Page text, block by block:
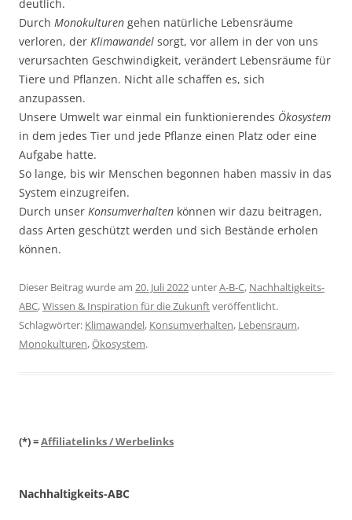
deutlich.
Durch Monokulturen gehen natürliche Lebensräume
verloren, der Klimawandel sorgt, vor allem in der von uns
verursachten Geschwindigkeit, verändert Lebensräume für
Tiere und Pflanzen. Nicht alle schaffen es, sich
anzupassen.
Unsere Umwelt war einmal ein funktionierendes Ökosystem
in dem jedes Tier und jede Pflanze einen Platz oder eine
Aufgabe hatte.
So lange, bis wir Menschen begonnen haben massiv in das
System einzugreifen.
Durch unser Konsumverhalten können wir dazu beitragen,
dass Arten geschützt werden und sich Bestände erholen
können.
Dieser Beitrag wurde am 20. Juli 2022 unterA-B-C, Nachhaltigkeits-
ABC,Wissen & Inspiration für die Zukunftveröffentlicht.
Schlagwörter: Klimawandel, Konsumverhalten, Lebensraum,
Monokulturen,Ökosystem.
(*) =Affiliatelinks / Werbelinks
Nachhaltigkeits-ABC